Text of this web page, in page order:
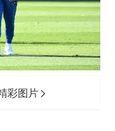
云南一男子胃中取出180颗铁钉
以军士兵把枪口对准中国记者
套”全线暴涨
彩图片